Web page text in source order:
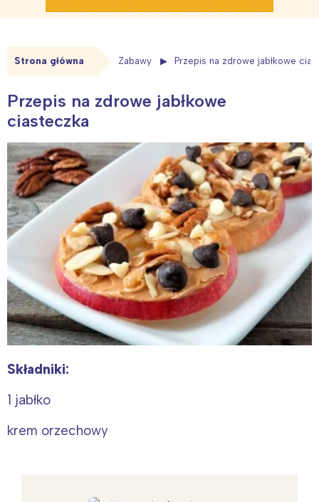
Strona główna Zabawy Przepis na zdrowe jabłkowe
Przepis na zdrowe jabłkowe
ciasteczka
Składniki:
1 jabłko
krem orzechowy